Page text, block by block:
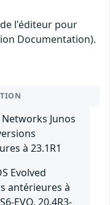
l'éditeur pour
Documentation).
Junos
à 23.1R1
Evolved
antérieures à
EVO, 20.4R3-